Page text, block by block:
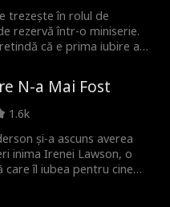
află că propria sa
un adevăr ce
trezește în rolul de
rezervă într-o miniserie.
că e prima iubire a
pe Spencer cu marea
Winters, și îi încasează
e dat peste cap de
Liam Lawrence,
inel magic de sânge ce o
aleasa sorții.
N-a Mai Fost
1.6k
și-a ascuns averea
inima Irenei Lawson, o
care îl iubea pentru cine